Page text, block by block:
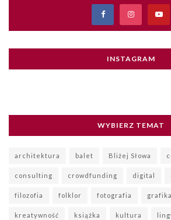
INSTAGRAM
WYBIERZ TEMAT
architektura balet Bliżej Słowa
consulting crowdfunding digital
filozofia folklor fotografia grafika
kreatywność książka kultura